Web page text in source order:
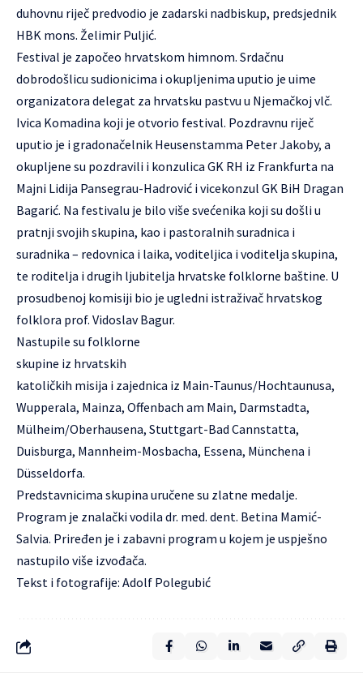
duhovnu riječ predvodio je zadarski nadbiskup, predsjednik
HBK mons. Želimir Puljić.
Festival je započeo hrvatskom himnom. Srdačnu
dobrodošlicu sudionicima i okupljenima uputio je uime
organizatora delegat za hrvatsku pastvu u Njemačkoj vlč.
Ivica Komadina koji je otvorio festival. Pozdravnu riječ
uputio je i gradonačelnik Heusenstamma Peter Jakoby, a
okupljene su pozdravili i konzulica GK RH iz Frankfurta na
Majni Lidija Pansegrau-Hadrović i vicekonzul GK BiH Dragan
Bagarić. Na festivalu je bilo više svećenika koji su došli u
pratnji svojih skupina, kao i pastoralnih suradnica i
suradnika – redovnica i laika, voditeljica i voditelja skupina,
te roditelja i drugih ljubitelja hrvatske folklorne baštine. U
prosudbenoj komisiji bio je ugledni istraživač hrvatskog
folklora prof. Vidoslav Bagur.
Nastupile su folklorne
skupine iz hrvatskih
katoličkih misija i zajednica iz Main-Taunus/Hochtaunusa,
Wupperala, Mainza, Offenbach am Main, Darmstadta,
Mülheim/Oberhausena, Stuttgart-Bad Cannstatta,
Duisburga, Mannheim-Mosbacha, Essena, Münchena i
Düsseldorfa.
Predstavnicima skupina uručene su zlatne medalje.
Program je znalački vodila dr. med. dent. Betina Mamić-
Salvia. Priređen je i zabavni program u kojem je uspješno
nastupilo više izvođača.
Tekst i fotografije: Adolf Polegubić